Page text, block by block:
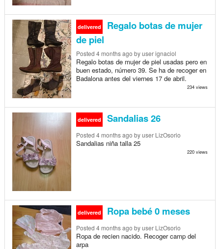
delivered
Regalo botas de mujer
de piel
Posted 4 months ago by user ignaciol
Regalo botas de mujer de piel usadas pero en
buen estado, número 39. Se ha de recoger en
Badalona antes del viernes 17 de abril.
234 views
delivered Sandalias 26
Posted 4 months ago by user LizOsorio
Sandalias niña talla 25
220 views
delivered Ropa bebé 0 meses
Posted 4 months ago by user LizOsorio
Ropa de recien nacido. Recoger camp del
arpa